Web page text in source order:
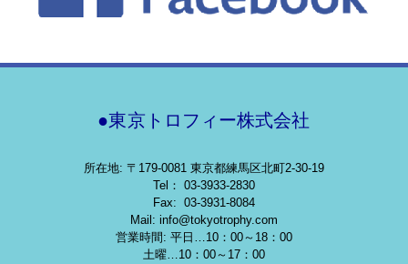
●東京トロフィー株式会社
所在地: 〒179-0081 東京都練馬区北町2-30-19
Tel： 03-3933-2830
Fax: 03-3931-8084
Mail: info@tokyotrophy.com
営業時間: 平日…10：00～18：00
土曜…10：00～17：00